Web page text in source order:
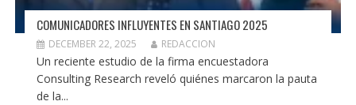
COMUNICADORES INFLUYENTES EN SANTIAGO 2025
DECEMBER 22, 2025 REDACCION
Un reciente estudio de la firma encuestadora
Consulting Research reveló quiénes marcaron la pauta
de la...